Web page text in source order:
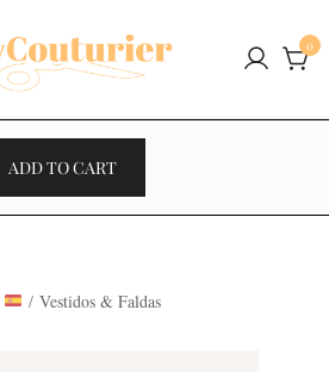
0
ADD TO CART
/ Vestidos & Faldas